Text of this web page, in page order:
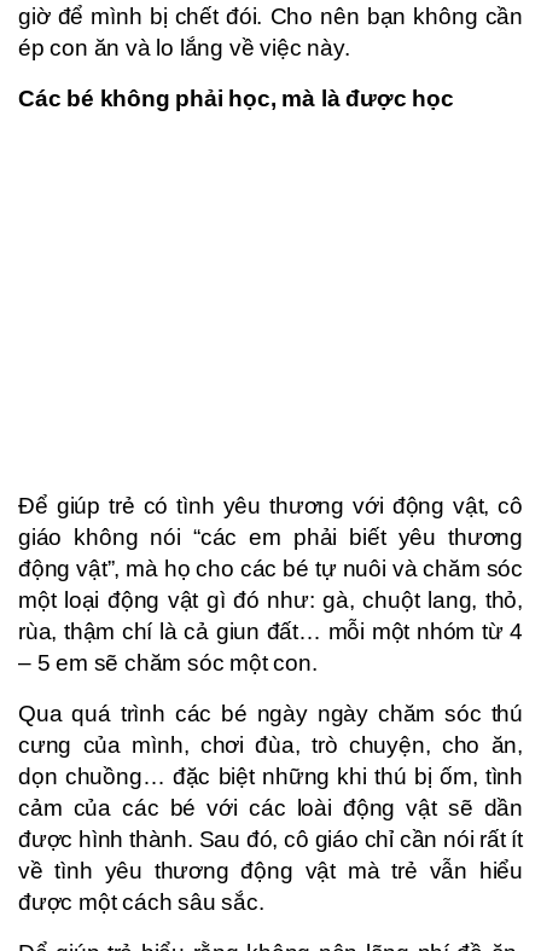
giờ để mình bị chết đói. Cho nên bạn không cần
ép con ăn và lo lắng về việc này.
Các bé không phải học, mà là được học
Để giúp trẻ có tình yêu thương với động vật, cô
giáo không nói “các em phải biết yêu thương
động vật”, mà họ cho các bé tự nuôi và chăm sóc
một loại động vật gì đó như: gà, chuột lang, thỏ,
rùa, thậm chí là cả giun đất… mỗi một nhóm từ 4
– 5 em sẽ chăm sóc một con.
Qua quá trình các bé ngày ngày chăm sóc thú
cưng của mình, chơi đùa, trò chuyện, cho ăn,
dọn chuồng… đặc biệt những khi thú bị ốm, tình
cảm của các bé với các loài động vật sẽ dần
được hình thành. Sau đó, cô giáo chỉ cần nói rất ít
về tình yêu thương động vật mà trẻ vẫn hiểu
được một cách sâu sắc.